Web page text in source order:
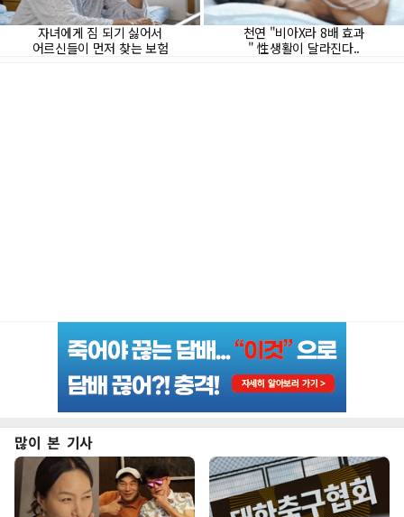
많이 본 기사